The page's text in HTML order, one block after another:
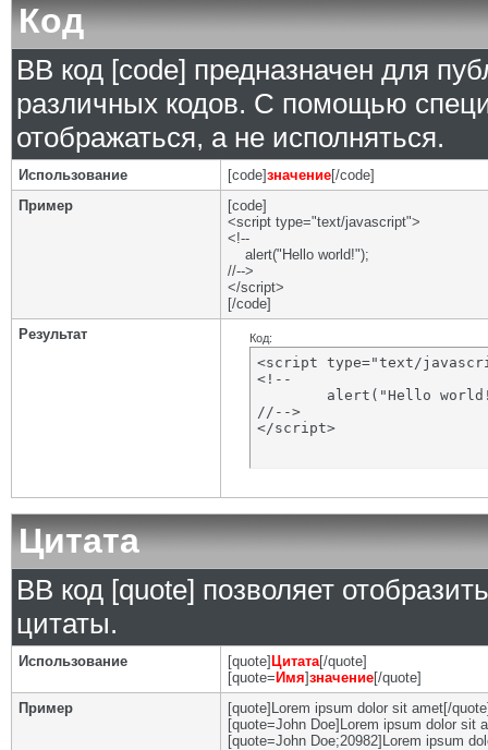
Код
BB код [code] предназначен для
различных кодов. С помощью
отображаться, а не исполняться.
Использование [code]значение[/code]
Пример
[code]
<script type="text/javascript">
<!--
alert("Hello world!");
//-->
</script>
[/code]
Результат
Код:
<script type="text/
<!--
//-->
</script>
Цитата
BB код [quote] позволяет
цитаты.
Использование [quote] Цитата[/quote]
[quote= Имя]значение[/quote]
Пример
[quote]Lorem ipsum dolor sit amet[/
[quote=John Doe]Lorem ipsum dolor sit
[quote=John Doe;20982]Lorem ipsum